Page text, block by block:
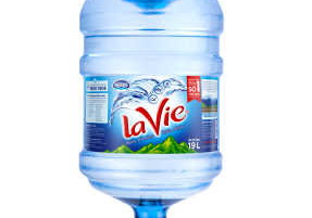
Sức khỏe
Hỏi đáp
Liên hệ